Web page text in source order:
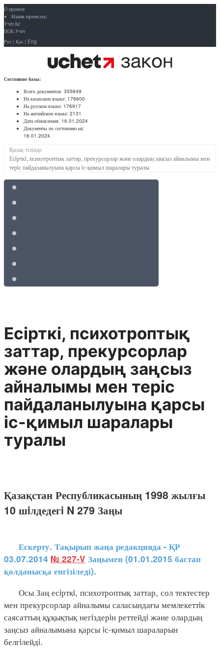
О проекте
Наши проекты:
Учёт.kz
ПОБ.Учёт
Рус | Қаз | Eng
Состояние базы:
Всего документов: 355649
На казахском языке: 176600
На русском языке: 176917
На английском языке: 2131
Дата обновления: 16.01.2024
Документы по состоянию на:
16.01.2024
Қазақ тілінде
Есiрткi, психотроптық заттар, прекурсорлар және олардың заңсыз айналымы мен
терiс пайдаланылуына қарсы iс-қимыл шаралары туралы
Есiрткi, психотроптық
заттар, прекурсорлар
және олардың заңсыз
айналымы мен терiс
пайдаланылуына қарсы
iс-қимыл шаралары
туралы
Қазақстан Республикасының 1998 жылғы
10 шiлдедегi N 279 Заңы
Ескерту. Тақырып жаңа редакцияда - ҚР
03.07.2014 № 227-V Заңымен (01.01.2015 бастап
қолданысқа енгізіледі).
Осы Заң есiрткi, психотроптық заттар, сол тектестер
мен прекурсорлар айналымы саласындағы мемлекеттiк
саясаттың құқықтық негiздерiн реттейдi және олардың
заңсыз айналымына қарсы iс-қимыл шараларын
белгiлейдi.